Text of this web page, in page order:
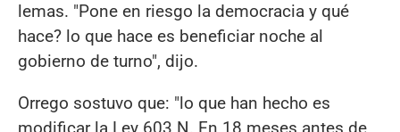
lemas. "Pone en riesgo la democracia y qué
hace? lo que hace es beneficiar noche al
gobierno de turno", dijo.
Orrego sostuvo que: "lo que han hecho es